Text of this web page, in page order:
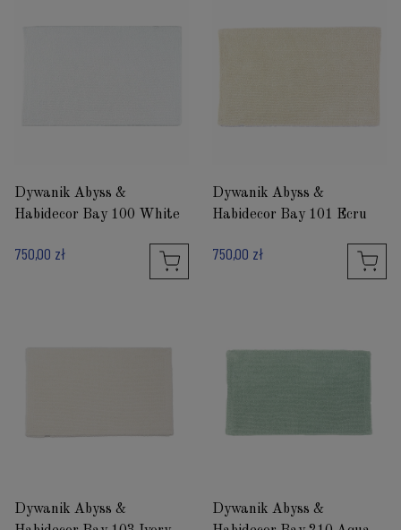
Dywanik Abyss &
Habidecor Bay 100 White
750,00 zł
Dywanik Abyss &
Habidecor Bay 101 Ecru
750,00 zł
Dywanik Abyss &
Dywanik Abyss &